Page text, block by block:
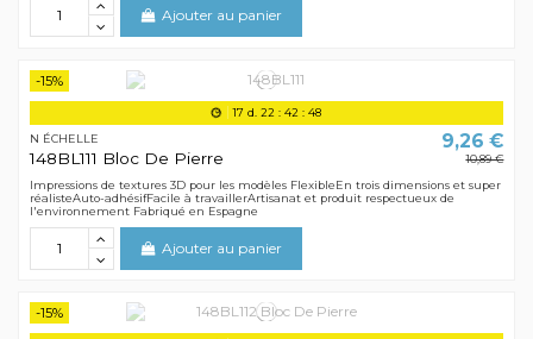
Ajouter au panier
-15%
17 d. 22 :42 :48
N ÉCHELLE
148BL111 Bloc De Pierre
9,26 €
10,89 €
Impressions de textures 3D pour les modèles FlexibleEn trois dimensions et super
réalisteAuto-adhésifFacile à travaillerArtisanat et produit respectueux de
l'environnement Fabriqué en Espagne
Ajouter au panier
-15%